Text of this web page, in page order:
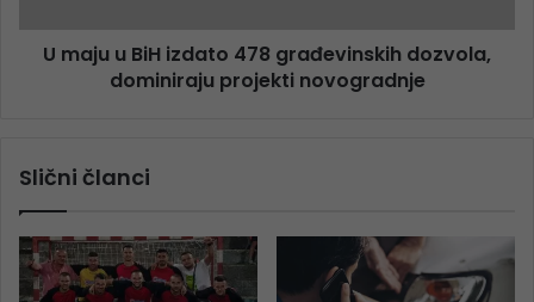
U maju u BiH izdato 478 građevinskih dozvola,
dominiraju projekti novogradnje
Slični članci